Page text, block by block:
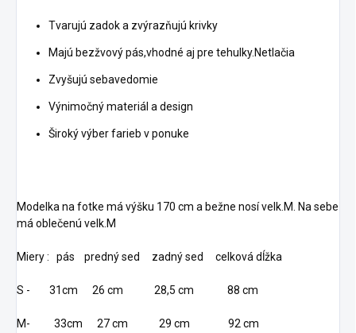
Tvarujú zadok a zvýrazňujú krivky
Majú bezžvový pás,vhodné aj pre tehulky.Netlačia
Zvyšujú sebavedomie
Výnimočný materiál a design
Široký výber farieb v ponuke
Modelka na fotke má výšku 170 cm a bežne nosí velk.M. Na sebe
má oblečenú velk.M
Miery : pás predný sed zadný sed celková dĺžka
S - 31cm 26 cm 28,5 cm 88 cm
M- 33cm 27 cm 29 cm 92 cm